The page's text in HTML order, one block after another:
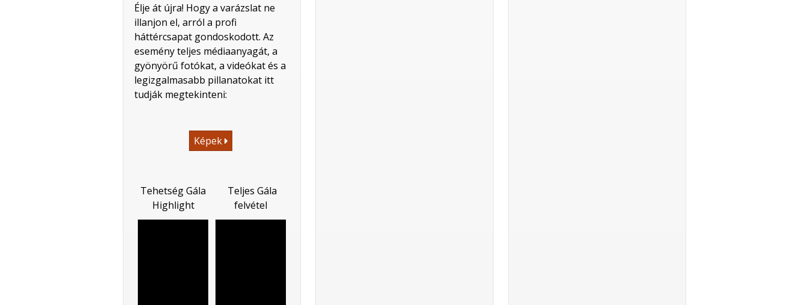
Élje át újra! Hogy a varázslat ne
illanjon el, arról a profi
háttércsapat gondoskodott. Az
esemény teljes médiaanyagát, a
gyönyörű fotókat, a videókat és a
legizgalmasabb pillanatokat itt
tudják megtekinteni:
Képek
Tehetség Gála
Highlight
Teljes Gála
felvétel